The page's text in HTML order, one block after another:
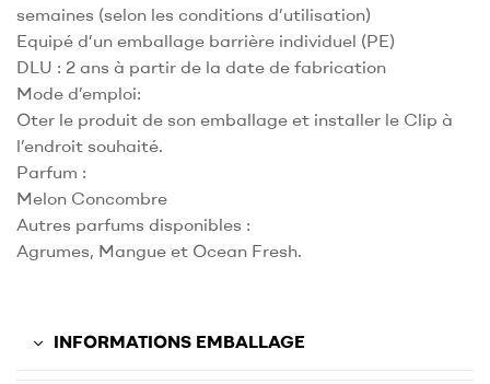
semaines (selon les conditions d’utilisation)
Equipé d’un emballage barrière individuel (PE)
DLU : 2 ans à partir de la date de fabrication
Mode d’emploi:
Oter le produit de son emballage et installer le Clip à
l’endroit souhaité.
Parfum :
Melon Concombre
Autres parfums disponibles :
Agrumes, Mangue et Ocean Fresh.
INFORMATIONS EMBALLAGE